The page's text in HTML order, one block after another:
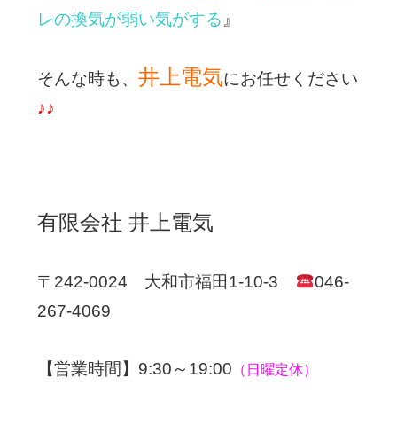
レの換気が弱い気がする 』
そんな時も、井上電気にお任せください
♪♪
有限会社 井上電気
〒242-0024 大和市福田1-10-3
046-
267-4069
【営業時間】9:30～19:00 （日曜定休）